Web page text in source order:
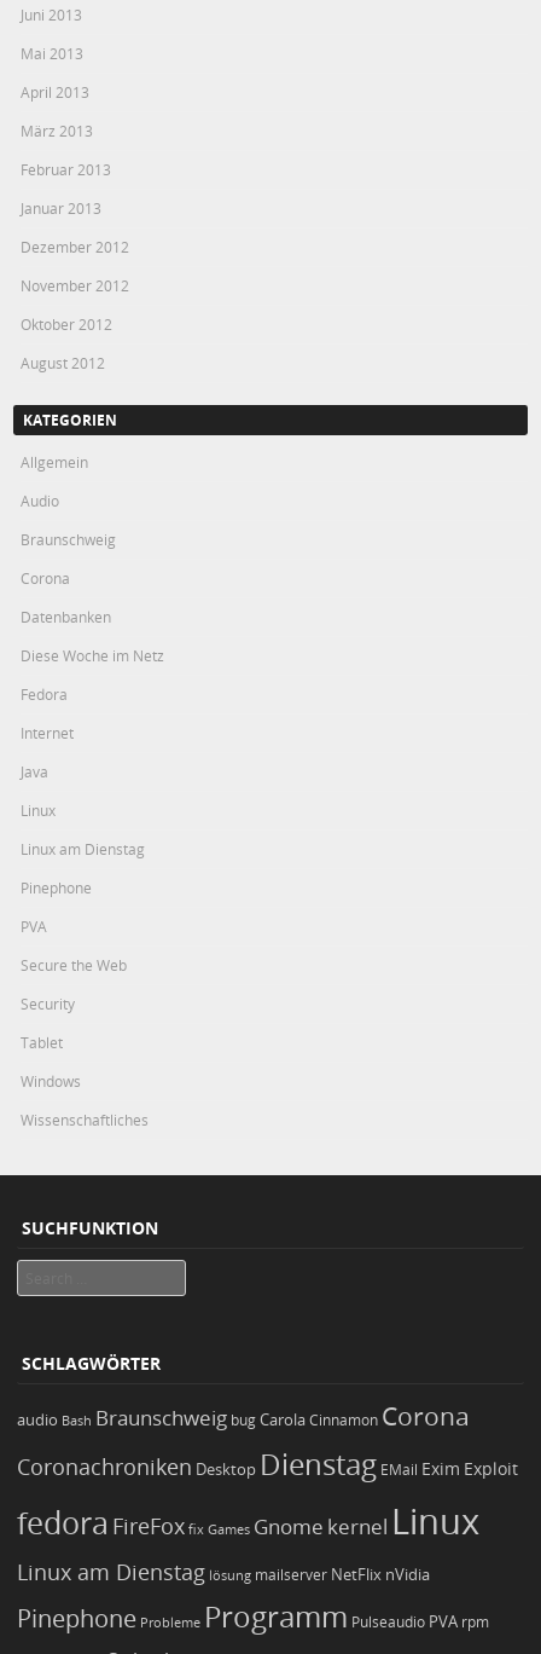
Juni 2013
Mai 2013
April 2013
März 2013
Februar 2013
Januar 2013
Dezember 2012
November 2012
Oktober 2012
August 2012
KATEGORIEN
Allgemein
Audio
Braunschweig
Corona
Datenbanken
Diese Woche im Netz
Fedora
Internet
Java
Linux
Linux am Dienstag
Pinephone
PVA
Secure the Web
Security
Tablet
Windows
Wissenschaftliches
SUCHFUNKTION
SCHLAGWÖRTER
audio Bash Braunschweig bugCarola Cinnamon Corona
Coronachroniken Desktop Dienstag EMail Exim Exploit
fedora FireFox fix Games Gnome kernel Linux
Linux am Dienstag lösung mailserver NetFlix nVidia
Pinephone Probleme Programm Pulseaudio PVA rpm